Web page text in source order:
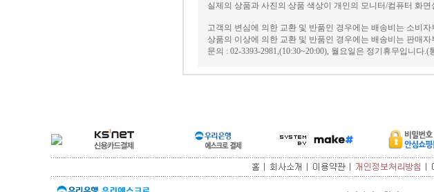
실제의 상품과 사진의 상품 색상이 개인의 모니터/컴퓨터 화
고객의 변심에 의한 교환 및 반품인 경우에는 배송비는 소비자
상품의 이상에 의한 교환 및 반품인 경우에는 배송비는 판매자
문의 : 02-3393-2981,(10:30~20:00), 월요일은 정기휴무입니다.(